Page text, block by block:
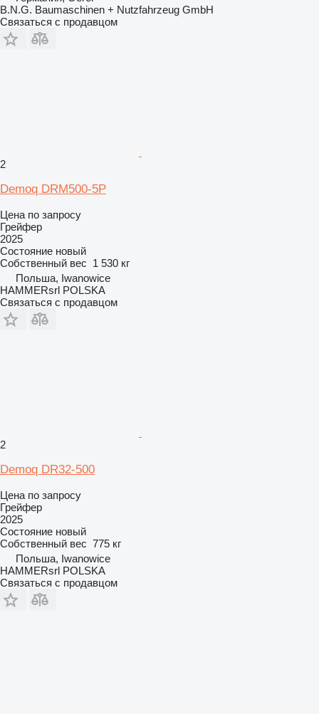
B.N.G. Baumaschinen + Nutzfahrzeug GmbH
Связаться с продавцом
2
Demoq DRM500-5P
Цена по запросу
Грейфер
2025
Состояние новый
Собственный вес 1 530 кг
Польша, Iwanowice
HAMMERsrl POLSKA
Связаться с продавцом
2
Demoq DR32-500
Цена по запросу
Грейфер
2025
Состояние новый
Собственный вес 775 кг
Польша, Iwanowice
HAMMERsrl POLSKA
Связаться с продавцом